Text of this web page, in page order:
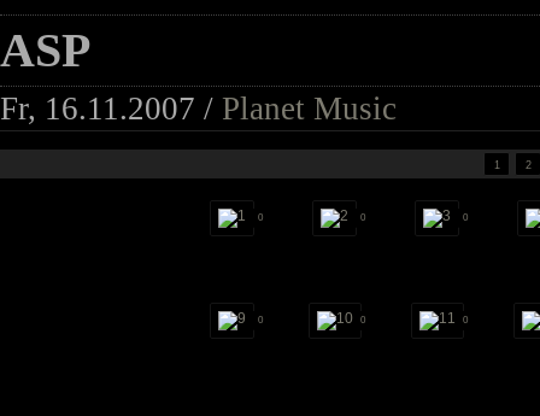
ASP
Fr, 16.11.2007 / Planet Music
1 2
0 0 0
0 0 0